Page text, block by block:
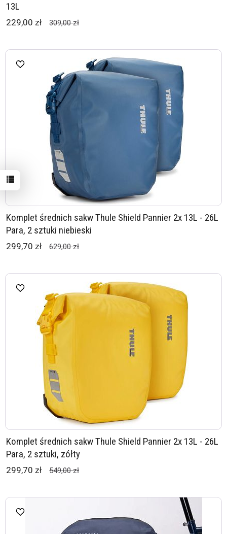
13L
229,00 zł 309,00 zł
Komplet średnich sakw Thule Shield Pannier 2x 13L - 26L
Para, 2 sztuki niebieski
299,70 zł 629,00 zł
Komplet średnich sakw Thule Shield Pannier 2x 13L - 26L
Para, 2 sztuki, zółty
299,70 zł 549,00 zł